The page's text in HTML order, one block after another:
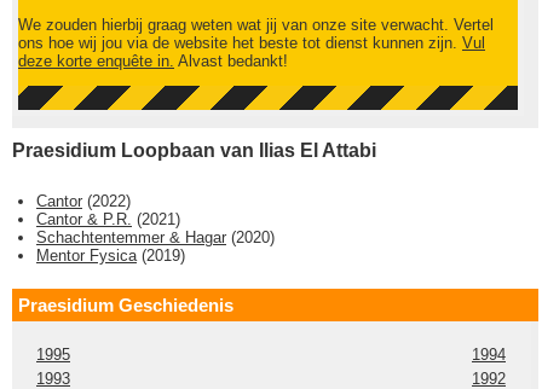
We zouden hierbij graag weten wat jij van onze site verwacht. Vertel
ons hoe wij jou via de website het beste tot dienst kunnen zijn. Vul
deze korte enquête in. Alvast bedankt!
Praesidium Loopbaan van Ilias El Attabi
Cantor (2022)
Cantor & P.R. (2021)
Schachtentemmer & Hagar (2020)
Mentor Fysica(2019)
Praesidium Geschiedenis
1995
1994
1993
1992